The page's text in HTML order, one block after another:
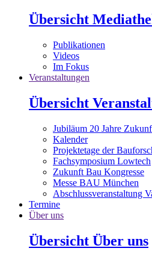
Übersicht
Publikationen
Videos
Im Fokus
Veranstaltungen
Übersicht
Jubiläum 20 Jahre
Kalender
Projektetage der
Fachsymposium Lowtech
Zukunft Bau Kongresse
Messe BAU München
Abschlussveranstaltung
Termine
Über uns
Übersicht Über uns